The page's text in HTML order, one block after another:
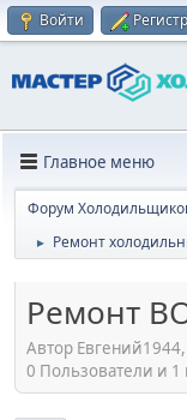
Войти
Главное меню
Форум
► Ремонт
Ремонт
Автор
0 Пользователи и 1